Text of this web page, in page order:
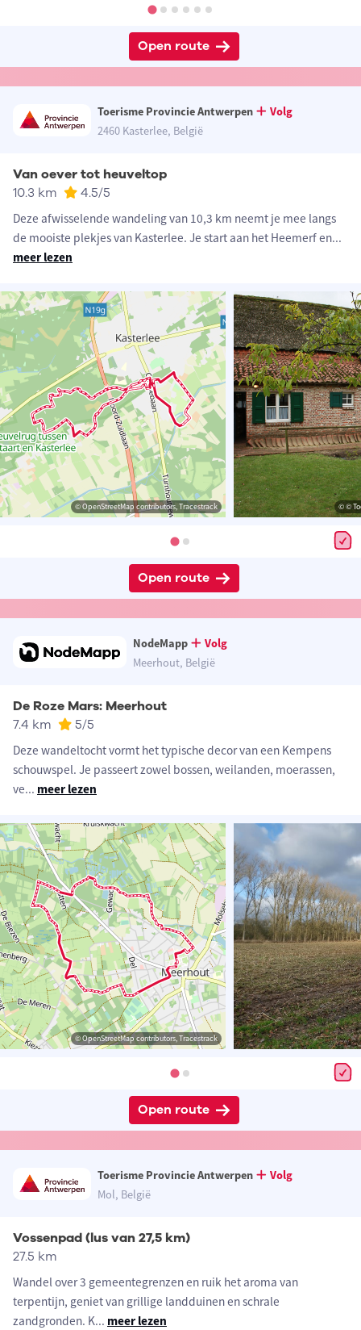
Open route
Toerisme Provincie Antwerpen
Volg
2460 Kasterlee, België
Van oever tot heuveltop
10.3 km 4.5/5
Deze afwisselende wandeling van 10,3 km neemt je mee langs
de mooiste plekjes van Kasterlee. Je start aan het Heemerf en...
meer lezen
© OpenStreetMap contributors, Tracestrack © ©
Open route
NodeMapp
Volg
Meerhout, België
De Roze Mars: Meerhout
7.4 km 5/5
Deze wandeltocht vormt het typische decor van een Kempens
schouwspel. Je passeert zowel bossen, weilanden, moerassen,
ve... meer lezen
© OpenStreetMap contributors, Tracestrack
Open route
Toerisme Provincie Antwerpen
Volg
Mol, België
Vossenpad (lus van 27,5 km)
27.5 km
Wandel over 3 gemeentegrenzen en ruik het aroma van
terpentijn, geniet van grillige landduinen en schrale
zandgronden. K... meer lezen